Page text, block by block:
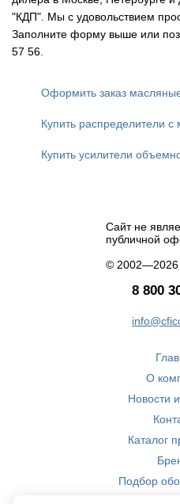
"КДП". Мы с удовольствием
Заполните форму выше или
57 56.
Оформить заказ
Купить распределители
Купить усилители
Сайт не
публичной
©
8 800
О
Новости
Каталог
Подбор